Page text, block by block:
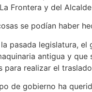
Frontera y del
se podían haber
pasada legislatura,
antigua y
realizar el
de gobierno ha